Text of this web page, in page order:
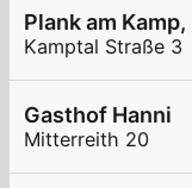
Plank am
Kamptal Straße 3
Gasthof Hanni
Mitterreith 20